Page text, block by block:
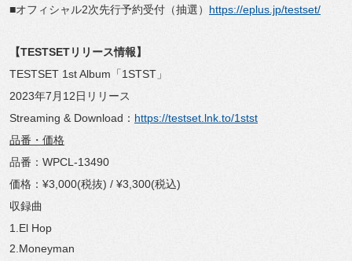
■オフィシャル2次先行予約受付（抽選） https://eplus.jp/testset/
【TESTSETリリース情報】
TESTSET 1st Album「1STST」
2023年7月12日リリース
Streaming & Download： https://testset.lnk.to/1stst
品番・価格
品番：WPCL-13490
価格：¥3,000(税抜) / ¥3,300(税込)
収録曲
1.El Hop
2.Moneyman